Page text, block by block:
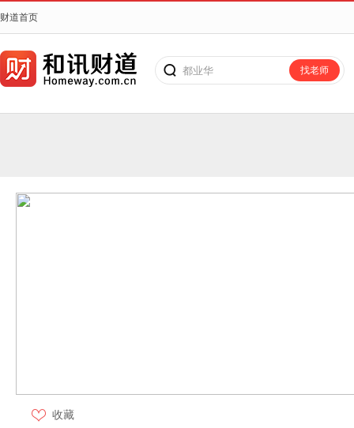
财道首页
都业华 找老师
收藏